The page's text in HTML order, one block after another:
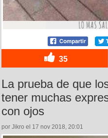
35
La prueba de que
tener muchas
con ojos
por Jikro el 17 nov 2018, 20:01